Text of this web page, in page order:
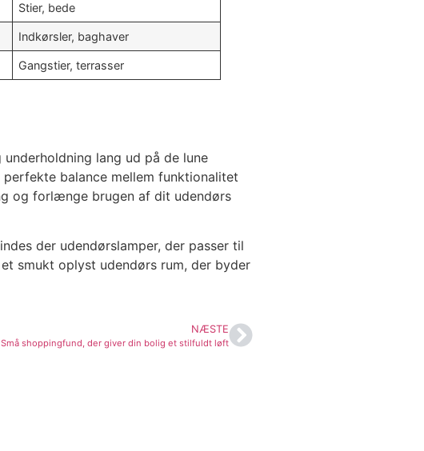
Stier, bede
Indkørsler, baghaver
Gangstier, terrasser
lang ud på de lune
balance mellem funktionalitet
og forlænge brugen af dit udendørs
der udendørslamper, der passer til
smukt oplyst udendørs rum, der byder
NÆSTE
Små shoppingfund, der giver din bolig et stilfuldt løft